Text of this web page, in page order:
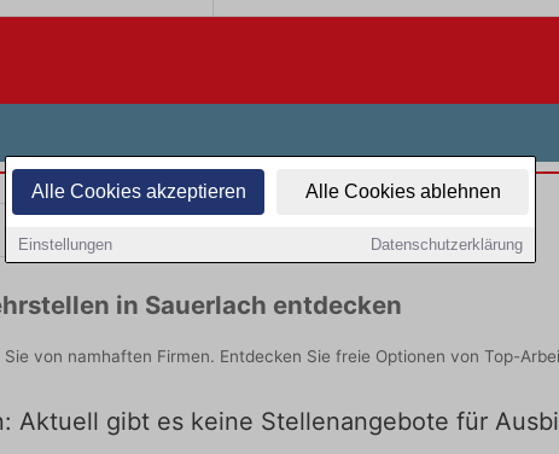
Alle Cookies akzeptieren Alle Cookies ablehnen
Einstellungen Datenschutzerklärung
in Sauerlach entdecken
von namhaften Firmen. Entdecken Sie freie Optionen von Top-
Aktuell gibt es keine Stellenangebote für